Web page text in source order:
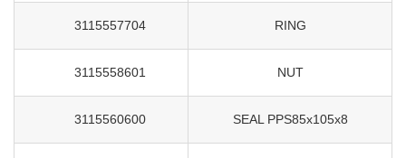
3115557704 RING
3115558601 NUT
3115560600 SEAL PPS85x105x8